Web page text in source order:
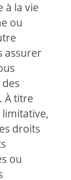
à la vie
ou
assurer
À titre
limitative,
droits
ou